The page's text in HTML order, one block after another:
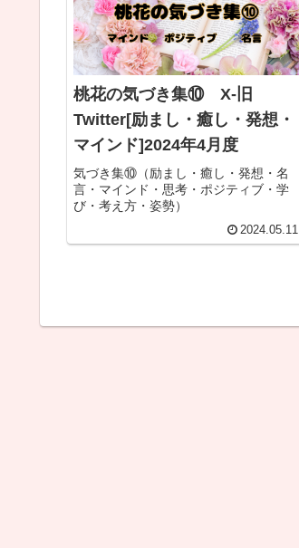
桃花の気づき集⑩ X-旧
Twitter[励まし・癒し・発想・
マインド]2024年4月度
気づき集⑩（励まし・癒し・発想・名
言・マインド・思考・ポジティブ・学
び・考え方・姿勢）
2024.05.11